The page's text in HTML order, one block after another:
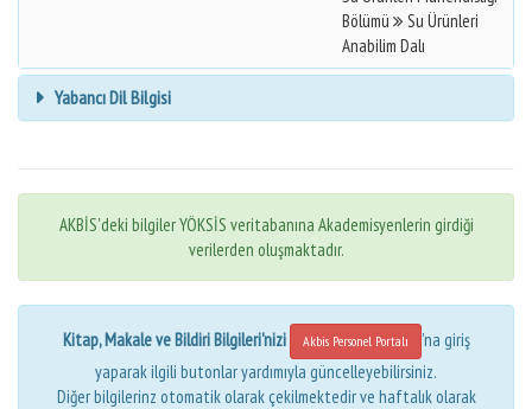
Bölümü
Su Ürünleri
Anabilim Dalı
Yabancı Dil Bilgisi
AKBİS'deki bilgiler YÖKSİS veritabanına Akademisyenlerin girdiği
verilerden oluşmaktadır.
Kitap, Makale ve Bildiri Bilgileri'nizi Akbis Personel Portalı
'na giriş
yaparak ilgili butonlar yardımıyla güncelleyebilirsiniz.
Diğer bilgilerinz otomatik olarak çekilmektedir ve haftalık olarak